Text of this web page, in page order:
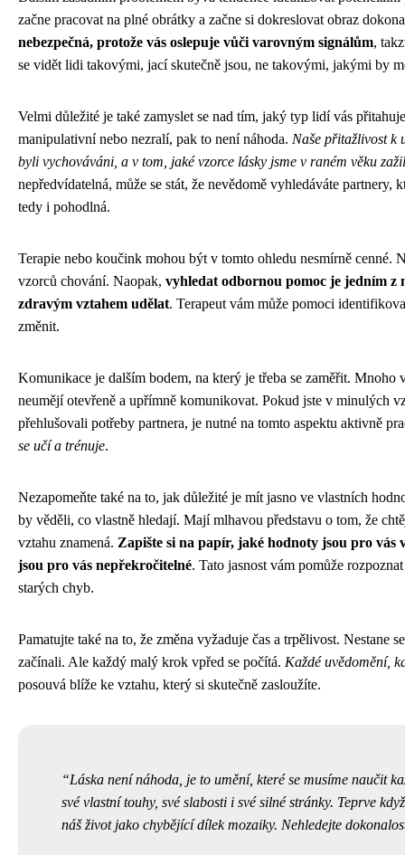
začne pracovat na plné obrátky a začne si dokreslovat obraz
nebezpečná, protože vás oslepuje vůči varovným signálům,
se vidět lidi takovými, jací skutečně jsou, ne takovými, jakými by
Velmi důležité je také zamyslet se nad tím, jaký typ lidí vás
manipulativní nebo nezralí, pak to není náhoda. Naše přitažlivost k
byli vychováváni, a v tom, jaké vzorce lásky jsme v raném věku
nepředvídatelná, může se stát, že nevědomě vyhledáváte
tedy i pohodlná.
Terapie nebo koučink mohou být v tomto ohledu nesmírně cenné.
vzorců chování. Naopak, vyhledat odbornou pomoc je jedním z
zdravým vztahem udělat. Terapeut vám může pomoci
změnit.
Komunikace je dalším bodem, na který je třeba se zaměřit.
neumějí otevřeně a upřímně komunikovat. Pokud jste v minulých
přehlušovali potřeby partnera, je nutné na tomto aspektu aktivně
se učí a trénuje.
Nezapomeňte také na to, jak důležité je mít jasno ve vlastních
by věděli, co vlastně hledají. Mají mlhavou představu o tom, že
vztahu znamená. Zapište si na papír, jaké hodnoty jsou pro
jsou pro vás nepřekročitelné. Tato jasnost vám pomůže
starých chyb.
Pamatujte také na to, že změna vyžaduje čas a trpělivost. Nestane
začínali. Ale každý malý krok vpřed se počítá. Každé uvědomění,
posouvá blíže ke vztahu, který si skutečně zasloužíte.
Láska není náhoda, je to umění, které se musíme naučit
své vlastní touhy, své slabosti i své silné stránky. Teprve
náš život jako chybějící dílek mozaiky. Nehledejte